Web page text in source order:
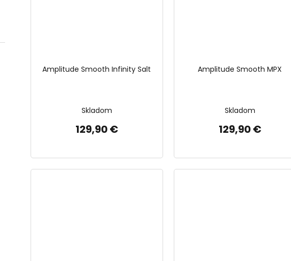
Amplitude Smooth Infinity Salt
Skladom
129,90 €
Amplitude Smooth MPX
Skladom
129,90 €